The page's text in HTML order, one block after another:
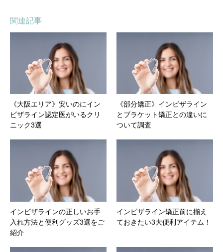
関連記事
《大阪エリア》安いのにイン
ビザライン認定医がいるクリ
ニック3選
《部分矯正》インビザライン
とブラケット矯正との違いに
ついて調査
インビザラインの正しいお手
入れ方法と便利グッズ3選をご
紹介
インビザライン矯正前に揃え
ておきたい3大便利アイテム！